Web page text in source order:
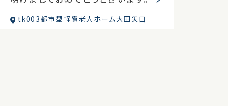
tk003都市型軽費老人ホーム大田矢口